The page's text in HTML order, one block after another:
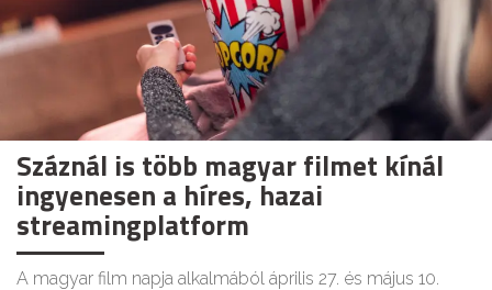
Száznál is több magyar filmet kínál
ingyenesen a híres, hazai
streamingplatform
A magyar film napja alkalmából április 27. és május 10.